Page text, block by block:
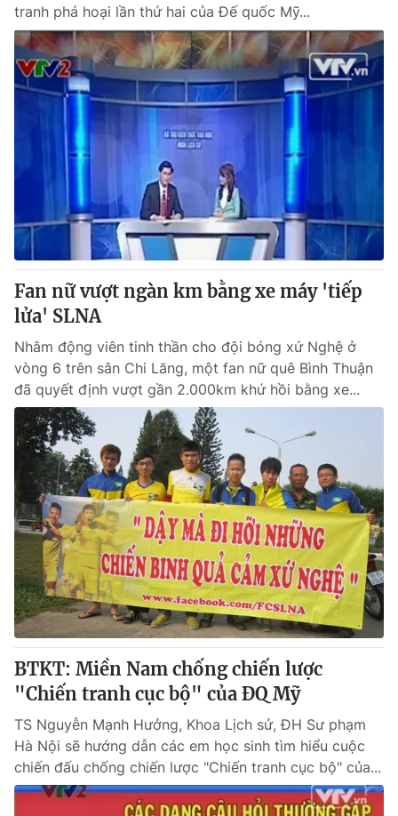
tranh phá hoại lần thứ hai của Đế quốc Mỹ...
Fan nữ vượt ngàn km bằng xe máy 'tiếp
lửa' SLNA
Nhằm động viên tinh thần cho đội bóng xứ Nghệ ở
vòng 6 trên sân Chi Lăng, một fan nữ quê Bình Thuận
đã quyết định vượt gần 2.000km khứ hồi bằng xe...
BTKT: Miền Nam chống chiến lược
"Chiến tranh cục bộ" của ĐQ Mỹ
TS Nguyễn Mạnh Hưởng, Khoa Lịch sử, ĐH Sư phạm
Hà Nội sẽ hướng dẫn các em học sinh tìm hiểu cuộc
chiến đấu chống chiến lược "Chiến tranh cục bộ" của...